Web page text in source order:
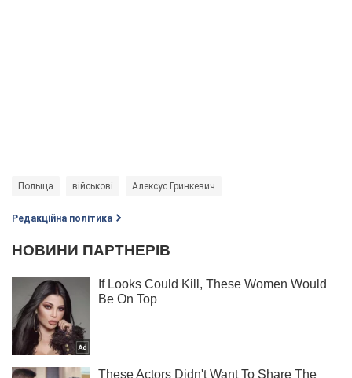
Польща військові Алексус Гринкевич
Редакційна політика